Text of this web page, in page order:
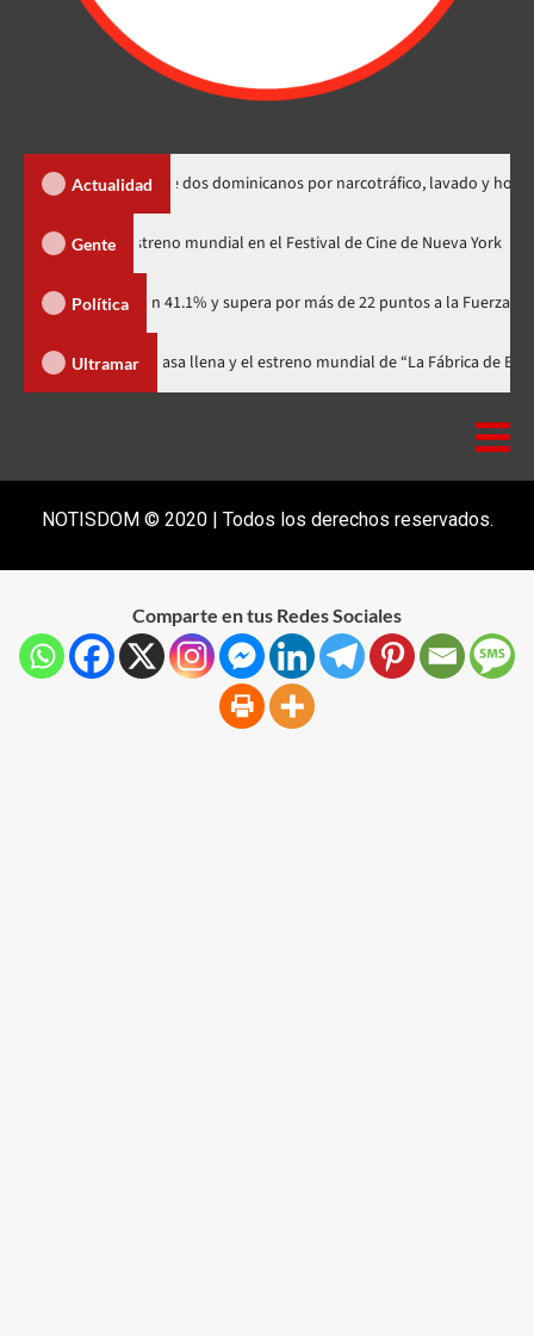
Actualidad
de dos dominicanos por narcotráfico, lavado y homicidio
Gente
Minus Zero» tendrá su estreno mundial en el Festival de Cine de
Política
con 41.1% y supera por más de 22 puntos a la Fuerza del Pueblo
Ultramar
celebra 15 años con una gala a casa llena y el estreno mundial de “La
NOTISDOM © 2020 | Todos los derechos reservados.
Comparte en tus Redes Sociales